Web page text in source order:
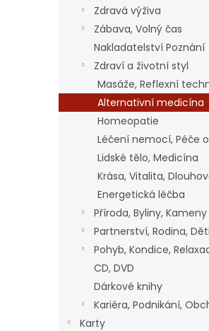
l
Zdravá výživa
Zábava, Volný čas
Nakladatelství Poznání
Zdraví a životní styl
Masáže, Reflexní
Alternativní medicína
Homeopatie
Léčení nemocí, Péče
Lidské tělo, Medicína
Krása, Vitalita,
Energetická léčba
Příroda, Byliny, Kameny
Partnerství, Rodina, Děti
Pohyb, Kondice,
CD, DVD
Dárkové knihy
Kariéra, Podnikání,
Karty